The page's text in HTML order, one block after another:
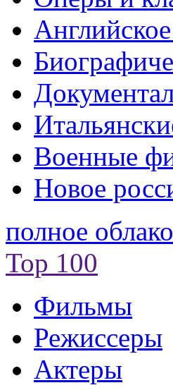
Военные
Новое
полное
Top 100
Фильмы
Режиссеры
Актеры